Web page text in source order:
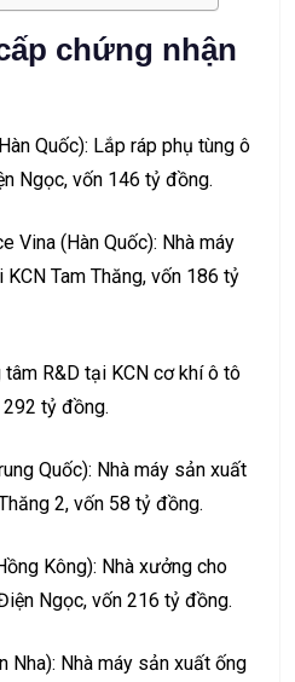
chứng nhận
Quốc): Lắp ráp phụ tùng ô
Ngọc, vốn 146 tỷ đồng.
Vina (Hàn Quốc): Nhà máy
Tam Thăng, vốn 186 tỷ
tâm R&D tại KCN cơ khí ô tô
tỷ đồng.
Quốc): Nhà máy sản xuất
2, vốn 58 tỷ đồng.
Kông): Nhà xưởng cho
Ngọc, vốn 216 tỷ đồng.
Nha): Nhà máy sản xuất ống